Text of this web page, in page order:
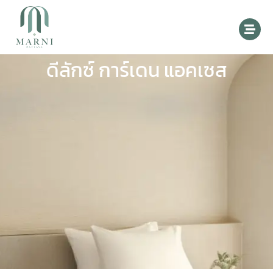
ดีลักซ์ การ์เดน แอคเซส